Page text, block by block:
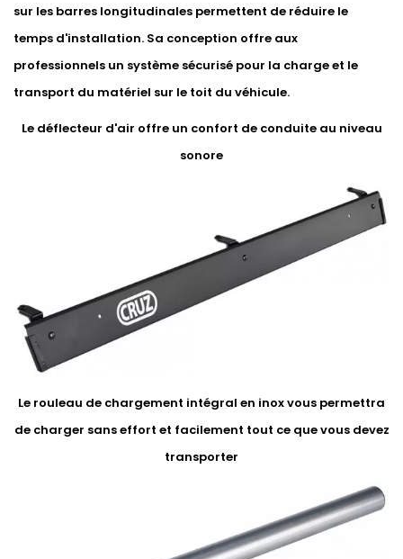
sur les barres longitudinales permettent de réduire le
temps d'installation. Sa conception offre aux
professionnels un système sécurisé pour la charge et le
transport du matériel sur le toit du véhicule.
Le déflecteur d'air offre un confort de conduite au niveau
sonore
Le rouleau de chargement intégral en inox vous permettra
de charger sans effort et facilement tout ce que vous devez
transporter